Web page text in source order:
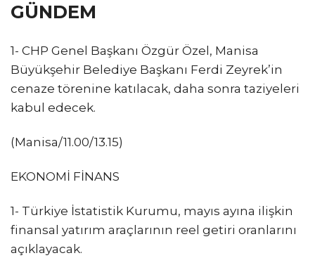
GÜNDEM
1- CHP Genel Başkanı Özgür Özel, Manisa
Büyükşehir Belediye Başkanı Ferdi Zeyrek’in
cenaze törenine katılacak, daha sonra taziyeleri
kabul edecek.
(Manisa/11.00/13.15)
EKONOMİ FİNANS
1- Türkiye İstatistik Kurumu, mayıs ayına ilişkin
finansal yatırım araçlarının reel getiri oranlarını
açıklayacak.